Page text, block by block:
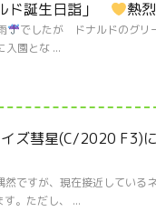
ド誕生日詣」 熱
でしたが ドナルドのグリ
入園とな ...
彗星(C/2020 F3)
然ですが、現在接近してい
。ただし、 ...